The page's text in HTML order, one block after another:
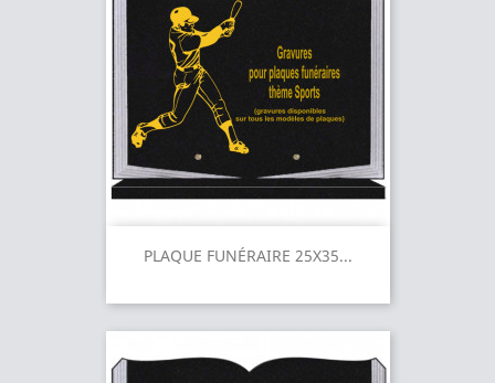
PLAQUE FUNÉRAIRE 25X35...